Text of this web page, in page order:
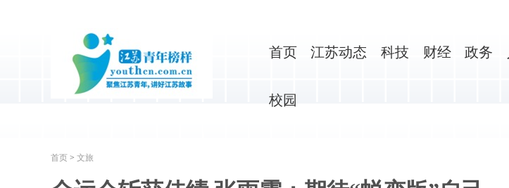
首页 江苏动态 科技 财经 政务
校园
首页 > 文旅